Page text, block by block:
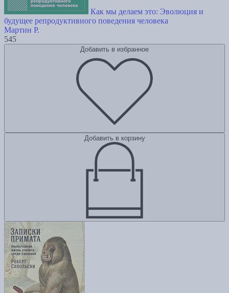
Как мы делаем это: Эволюция и
будущее репродуктивного поведения человека
Мартин Р.
545
Добавить в избранное
Добавить в корзину